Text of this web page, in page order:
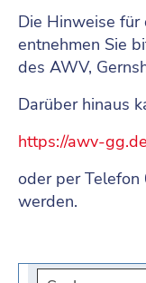
Die Hinweise
entnehmen Sie
des AWV,
Darüber hinaus
https://awv-
oder per
werden.